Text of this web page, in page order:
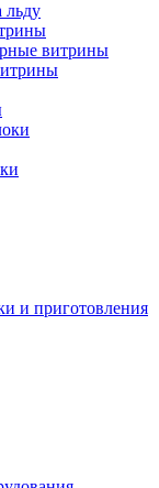
льду
витрины
и приготовления